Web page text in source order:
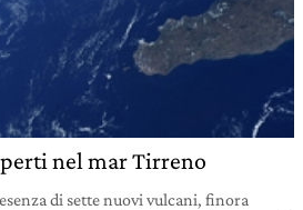
nel mar Tirreno
di sette nuovi vulcani, finora